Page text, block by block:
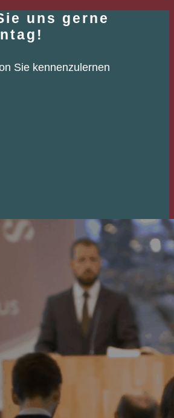
uns gerne
Sie kennenzulernen
SIE UNS
Fragen haben oder unseren
möchten, dann
gerne!